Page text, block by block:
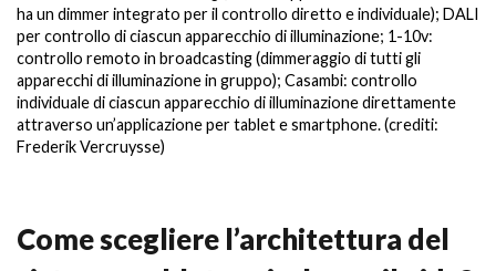
ha un dimmer integrato per il controllo diretto e individuale); DALI
per controllo di ciascun apparecchio di illuminazione; 1-10v:
controllo remoto in broadcasting (dimmeraggio di tutti gli
apparecchi di illuminazione in gruppo); Casambi: controllo
individuale di ciascun apparecchio di illuminazione direttamente
attraverso un’applicazione per tablet e smartphone. (crediti:
Frederik Vercruysse)
Come scegliere l’architettura del